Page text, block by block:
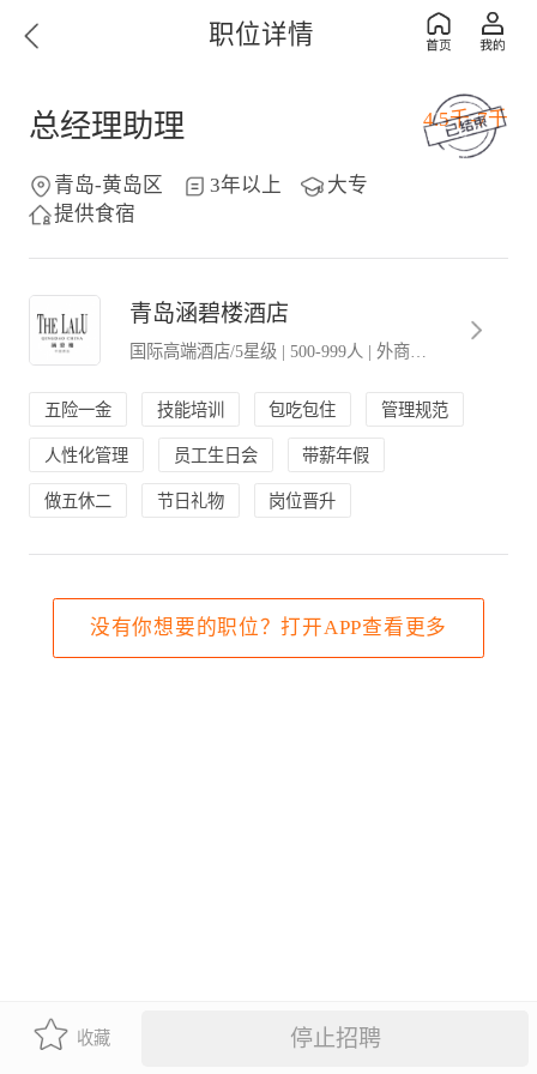
职位详情
总经理助理 4.5千-7千
青岛-黄岛区 3年以上
大专
提供食宿
青岛涵碧楼酒店
国际高端酒店/5星级 | 500-999人 | 外商独资．外企办事处
五险一金 技能培训 包吃包住 管理规范
人性化管理 员工生日会 带薪年假
做五休二 节日礼物 岗位晋升
没有你想要的职位？打开APP查看更多
收藏 停止招聘